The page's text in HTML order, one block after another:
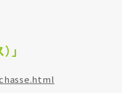
」